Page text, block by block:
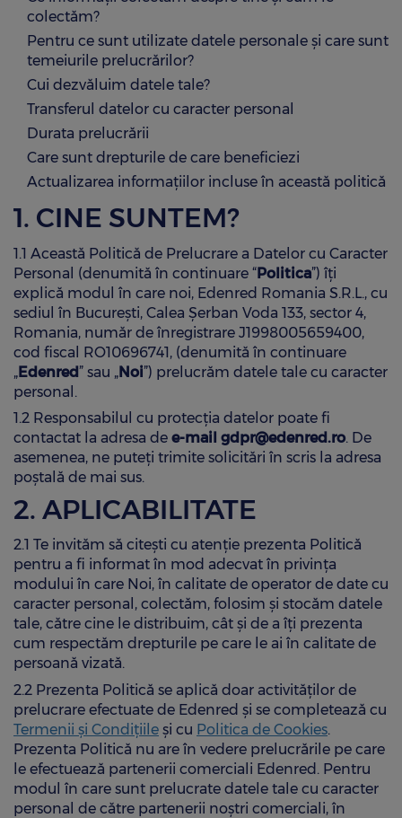
SOLUȚII INSTITUȚII PUBLICE
EDENRED GRĂDINIȚĂ
EDENRED SOCIAL
EDENRED SOCIAL PENTRU NOU-NĂSCUȚI
EDENRED SOCIAL PENTRU ALIMENTE
EDUCAȚIONAL
VOUCHERE DE VACANȚĂ INSTITUȚII PUBLICE
EDENRED SOCIAL
EDENRED GRĂDINIȚĂ
EDENRED PROGRAM MESE CALDE
EDENRED SOCIAL PENTRU ALIMENTE
EDENRED SOCIAL PENTRU SPRIJIN
EDUCAȚIONAL
EDENRED SOCIAL PENTRU NOU-NĂSCUȚI
Edenred Benefit
Card combustibil pentru flote
Servicii pentru Companii și IMM
Carduri Virtuale
Platforma BIZTRO Club
Platforma de comenzi My Edenred
LEGISLAȚIE TICHETE ȘI CARDURI
DOCUMENTE UTILE ȘI CONTURI BANCARE
CALCULATOR ECONOMII
CALENDAR ZILE LUCRĂTOARE
HARTĂ COMERCIANȚI PARTENERI
RECOMANDĂ O COMPANIE
RECOMANDĂ UN COMERCIANT
LEGISLAȚIE TICHETE ȘI CARDURI
DOCUMENTE UTILE PENTRU COMERCIANȚI
RECOMANDĂ O COMPANIE
RECOMANDĂ UN COMERCIANT
UNDE POT PLĂTI CU CARDURILE EDENRED
HARTĂ COMERCIANȚI PARTENERI
OFERTE SPECIALE PARTENERI
FRESHFUL by eMAG
SEZAMO
CUM SĂ UTILIZEZI CARDURILE
APLICAȚIA MOBILĂ EDENRED
OUT FOR LUNCH
PLATFORMA ONLINE MYEDENRED
FOOD - planuri sănătoase pe termen lung
RECOMANDĂ O COMPANIE
RECOMANDĂ UN COMERCIANT
Cariere
Contact
colectăm?
Pentru ce sunt utilizate datele personale și care sunt
temeiurile prelucrărilor?
Cui dezvăluim datele tale?
Transferul datelor cu caracter personal
Durata prelucrării
Care sunt drepturile de care beneficiezi
Actualizarea informațiilor incluse în această politică
1. CINE SUNTEM?
1.1 Această Politică de Prelucrare a Datelor cu Caracter
Personal (denumită în continuare “Politica”) îţi
explică modul în care noi, Edenred Romania S.R.L., cu
sediul în Bucureşti, Calea Şerban Voda 133, sector 4,
Romania, număr de înregistrare J1998005659400,
cod fiscal RO10696741, (denumită în continuare
„Edenred” sau „Noi”) prelucrăm datele tale cu caracter
personal.
1.2 Responsabilul cu protecția datelor poate fi
contactat la adresa de e-mail gdpr@edenred.ro. De
asemenea, ne puteți trimite solicitări în scris la adresa
poștală de mai sus.
2. APLICABILITATE
2.1 Te invităm să citești cu atenție prezenta Politică
pentru a fi informat în mod adecvat în privința
modului în care Noi, în calitate de operator de date cu
caracter personal, colectăm, folosim și stocăm datele
tale, către cine le distribuim, cât și de a îți prezenta
cum respectăm drepturile pe care le ai în calitate de
persoană vizată.
2.2 Prezenta Politică se aplică doar activităților de
prelucrare efectuate de Edenred și se completează cu
Termenii și Condițiile și cu Politica de Cookies.
Prezenta Politică nu are în vedere prelucrările pe care
le efectuează partenerii comerciali Edenred. Pentru
modul în care sunt prelucrate datele tale cu caracter
personal de către partenerii noștri comerciali, în